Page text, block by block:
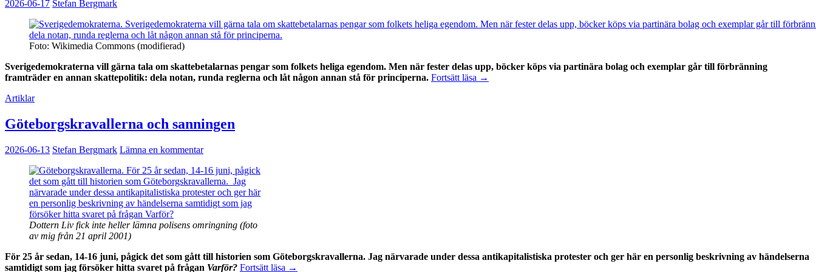
2026-06-17 Stefan Bergmark
Foto: Wikimedia Commons (modifierad)
Sverigedemokraterna vill gärna tala om skattebetalarnas pengar som folkets heliga egendom. Men när fester delas upp, böcker köps via partinära bolag och exemplar går till förbränning
framträder en annan skattepolitik: dela notan, runda reglerna och låt någon annan stå för principerna. Fortsätt läsa SD:s
→
Artiklar
Göteborgs­kravallerna och sanningen
2026-06-13 Stefan Bergmark Lämna en kommentar
Dottern Liv fick inte heller lämna polisens omringning (foto
av mig från 21 april 2001)
För 25 år sedan, 14-16 juni, pågick det som gått till historien som Göteborgskravallerna. Jag närvarade under dessa antikapitalistiska protester och ger här en personlig beskrivning av händelserna
samtidigt som jag försöker hitta svaret på frågan Varför? Fortsätt läsa Göteborgs­
→